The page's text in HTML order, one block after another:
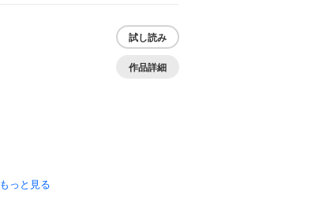
試し読み
作品詳細
もっと見る